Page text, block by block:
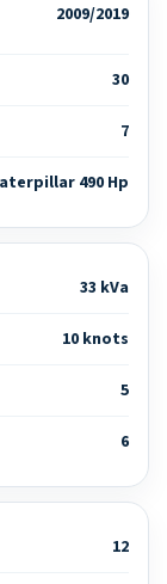
2009/2019
30
7
490 Hp
33 kVa
10 knots
5
6
12